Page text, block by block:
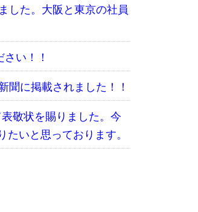
した。大阪と東京の社員
い！！
聞に掲載されました！！
敬状を賜りました。今
いと思っております。